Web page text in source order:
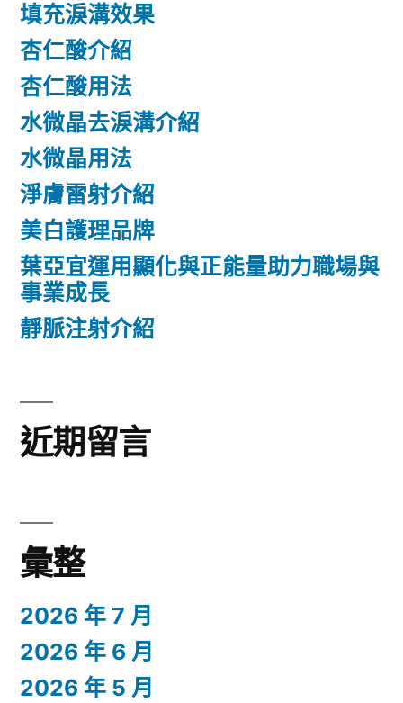
填充淚溝效果
杏仁酸介紹
杏仁酸用法
水微晶去淚溝介紹
水微晶用法
淨膚雷射介紹
美白護理品牌
葉亞宜運用顯化與正能量助力職場與
事業成長
靜脈注射介紹
近期留言
彙整
2026 年 7 月
2026 年 6 月
2026 年 5 月